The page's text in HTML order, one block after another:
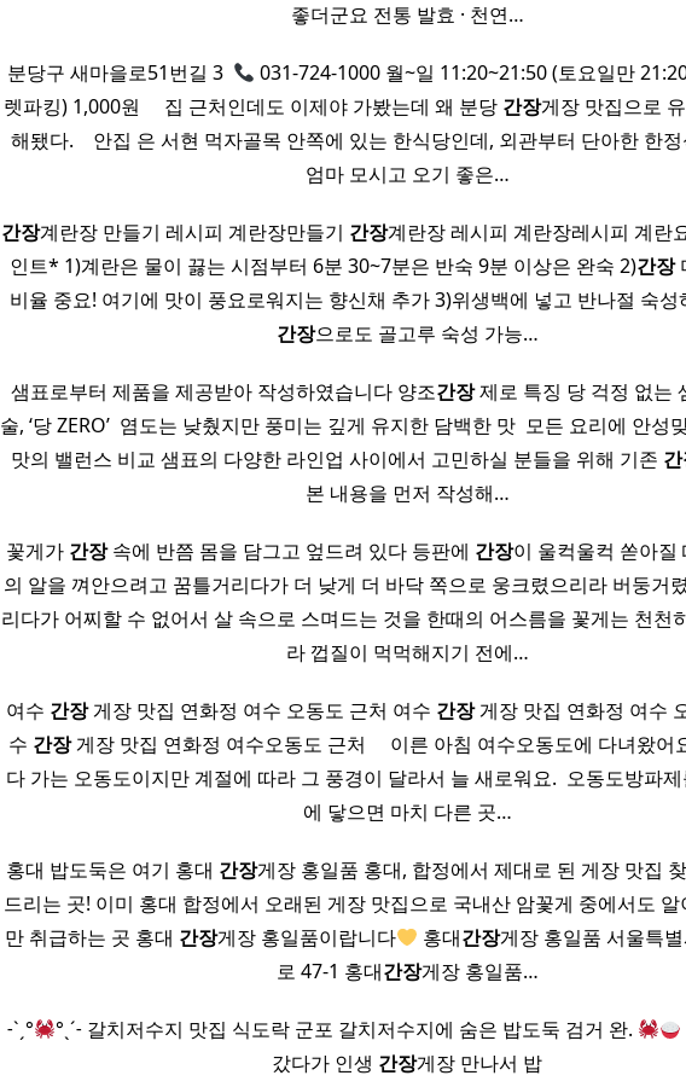
좋더군요 전통 발효 · 천연…
분당구 새마을로51번길 3 ​
031-724-1000 월~일 11:20~21:50 (토요일만
렛파킹) 1,000원 ​ ​ ​ ​ 집 근처인데도 이제야 가봤는데 왜 분당 간장게장 맛집으로
해됐다. ​ ​ ​ 안집 은 서현 먹자골목 안쪽에 있는 한식당인데, 외관부터 단아한 한
엄마 모시고 오기 좋은…
간장계란장 만들기 레시피 계란장만들기 간장계란장 레시피 계란장레시피 계란
인트* 1)계란은 물이 끓는 시점부터 6분 30~7분은 반숙 9분 이상은 완숙 2)간장
비율 중요! 여기에 맛이 풍요로워지는 향신채 추가 3)위생백에 넣고 반나절 숙성
간장으로도 골고루 숙성 가능…
샘표로부터 제품을 제공받아 작성하였습니다 양조간장제로 특징 당 걱정 없는
술, ‘당 ZERO’ ​ 염도는 낮췄지만 풍미는 깊게 유지한 담백한 맛 ​ 모든 요리에 안성
맛의 밸런스 비교 샘표의 다양한 라인업 사이에서 고민하실 분들을 위해 기존
본 내용을 먼저 작성해…
꽃게가 간장속에 반쯤 몸을 담그고 엎드려 있다 등판에 간장이 울컥울컥 쏟아질
의 알을 껴안으려고 꿈틀거리다가 더 낮게 더 바닥 쪽으로 웅크렸으리라 버둥거
리다가 어찌할 수 없어서 살 속으로 스며드는 것을 한때의 어스름을 꽃게는 천천
라 껍질이 먹먹해지기 전에…
여수 간장게장 맛집 연화정 여수 오동도 근처 여수 간장게장 맛집 연화정 여수
수 간장게장 맛집 연화정 여수오동도 근처 ​ ​ ​ ​ 이른 아침 여수오동도에 다녀왔어
다 가는 오동도이지만 계절에 따라 그 풍경이 달라서 늘 새로워요. ​ 오동도방파
에 닿으면 마치 다른 곳…
홍대 밥도둑은 여기 홍대 간장게장 홍일품 홍대, 합정에서 제대로 된 게장 맛집
드리는 곳! 이미 홍대 합정에서 오래된 게장 맛집으로 국내산 암꽃게 중에서도
만 취급하는 곳 홍대 간장게장 홍일품이랍니다 홍대간장게장 홍일품 서울특
로 47-1 홍대간장게장 홍일품…
˗ˋˏ° °ˎˊ˗ 갈치저수지 맛집 식도락 군포 갈치저수지에 숨은 밥도둑 검거 완.
갔다가 인생 간장게장 만나서 밥